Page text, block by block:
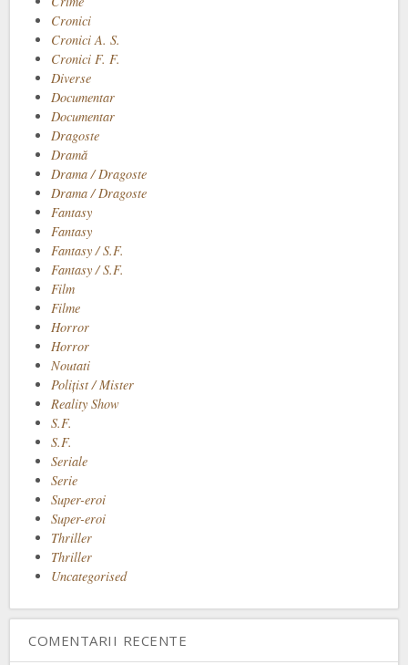
Cronici
Cronici A. S.
Cronici F. F.
Diverse
Documentar
Documentar
Dragoste
Dramă
Drama / Dragoste
Drama / Dragoste
Fantasy
Fantasy
Fantasy / S.F.
Fantasy / S.F.
Film
Filme
Horror
Horror
Noutati
Polițist / Mister
Reality Show
S.F.
S.F.
Seriale
Serie
Super-eroi
Super-eroi
Thriller
Thriller
Uncategorised
COMENTARII RECENTE